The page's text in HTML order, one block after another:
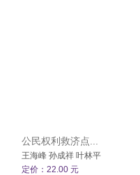
公民权利救济点...
王海峰 孙成祥 叶林平
定价：22.00 元